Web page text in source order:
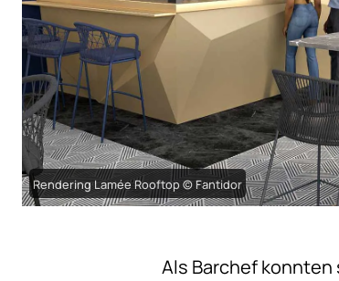
Rendering Lamée Rooftop © Fantidor
Als Barchef konnten